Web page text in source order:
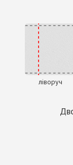
ліворуч